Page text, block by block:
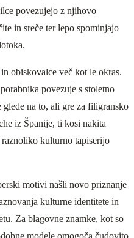
povezujejo z njihovo
in sreče ter lepo spominjajo
obiskovalce več kot le okras.
povezuje s stoletno
na to, ali gre za filigransko
iz Španije, ti kosi nakita
kulturno tapiserijo
motivi našli novo priznanje
kulturne identitete in
Za blagovne znamke, kot so
modele omogoča čudovito